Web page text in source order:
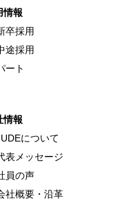
情報
卒採用
途採用
ート
情報
について
表メッセージ
員の声
社概要・沿革